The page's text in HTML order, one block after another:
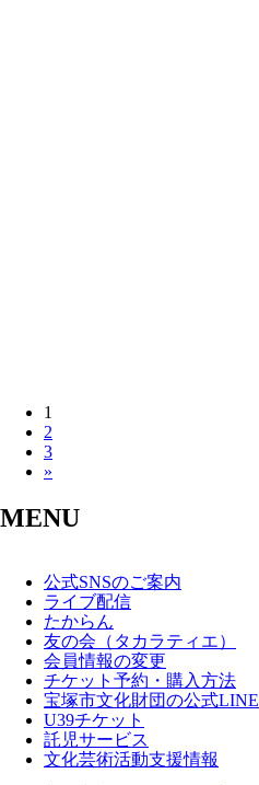
1
2
3
»
MENU
公式SNSのご案内
ライブ配信
たからん
友の会（タカラティエ）
会員情報の変更
チケット予約・購入方法
宝塚市文化財団の公式LINE
U39チケット
託児サービス
文化芸術活動支援情報